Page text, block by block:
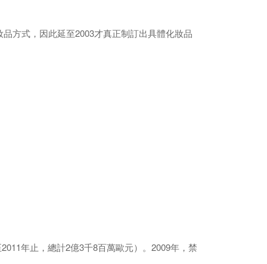
方式，因此延至2003才真正制訂出具體化妝品
年止，總計2億3千8百萬歐元）。2009年，禁